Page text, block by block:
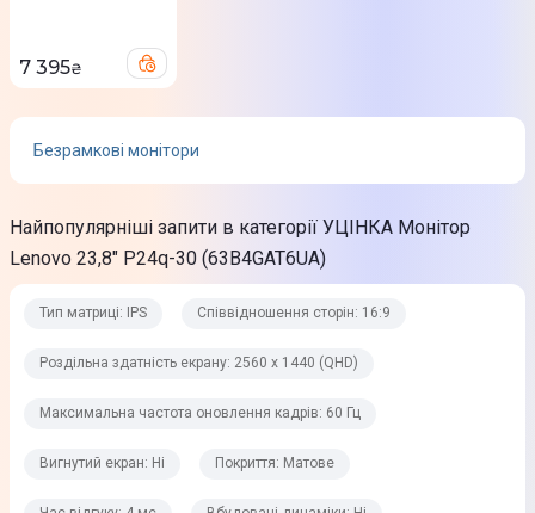
Зображення
4 мс
Яскравість
300 кд/м²
Кут огляду горизонтальний
178°
Кут огляду вертикальний
Cтатичний: 1000:1; Динамічний: 3 000 000 : 1
7 395₴
Безрамкові монітори
Найпопулярніші запити в категорії УЦІНКА Монітор
Lenovo 23,8" P24q-30 (63B4GAT6UA)
Тип матриці: IPS Співвідношення сторін: 16:9
Роздільна здатність екрану: 2560 x 1440 (QHD)
Максимальна частота оновлення кадрів: 60 Гц
Вигнутий екран: Ні Покриття: Матове